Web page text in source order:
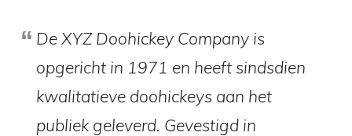
De XYZ Doohickey Company is
opgericht in 1971 en heeft sindsdien
kwalitatieve doohickeys aan het
publiek geleverd. Gevestigd in